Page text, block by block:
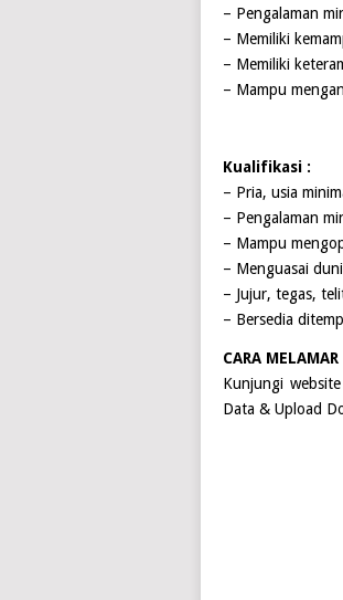
– Pengalaman
– Memiliki
– Memiliki
– Mampu
Kualifikasi :
– Pria, usia
– Pengalaman
– Mampu
– Menguasai
– Jujur, tegas,
– Bersedia
CARA MELAMAR
Kunjungi
Data & Upload